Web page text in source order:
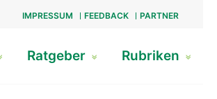
IMPRESSUM FEEDBACK PARTNER
Ratgeber Rubriken